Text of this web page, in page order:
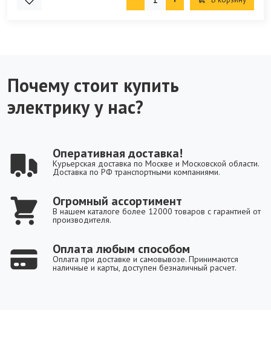
Почему стоит купить
электрику у нас?
Оперативная доставка!
Курьерская доставка по Москве и Московской области.
Доставка по РФ транспортными компаниями.
Огромный ассортимент
В нашем каталоге более 12000 товаров с гарантией от
производителя.
Оплата любым способом
Оплата при доставке и самовывозе. Принимаются
наличные и карты, доступен безналичный расчет.